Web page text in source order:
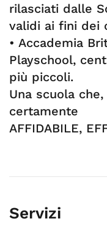
rilasciati dalle
validi ai fini dei
• Accademia
Playschool,
più piccoli.
Una scuola
certamente
AFFIDABILE,
Servizi